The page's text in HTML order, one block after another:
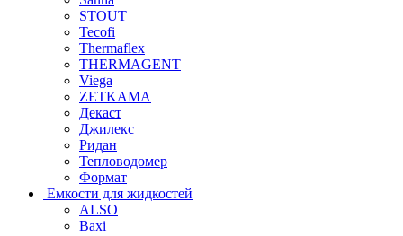
STOUT
Tecofi
Thermaflex
THERMAGENT
Viega
ZETKAMA
Декаст
Джилекс
Ридан
Тепловодомер
Формат
Емкости для жидкостей
ALSO
Baxi